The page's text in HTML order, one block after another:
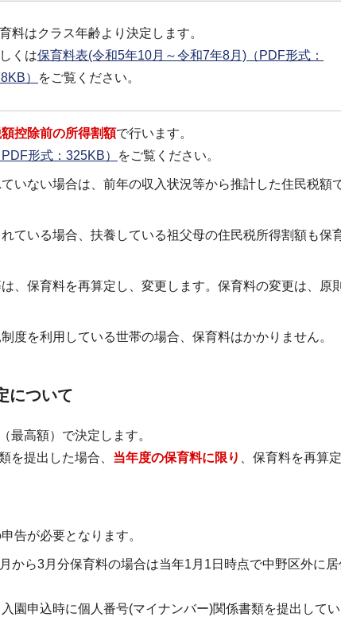
料はクラス年齢より決定します。
くは保育料表(令和5年10月～令和7年8月)（PDF形式：
）
をご覧ください。
控除前の所得割額で行います。
形式：325KB） をご覧ください。
いない場合は、前年の収入状況等から推計した住民税額
ている場合、扶養している祖父母の住民税所得割額も保
、保育料を再算定し、変更します。保育料の変更は、原
度を利用している世帯の場合、保育料はかかりません。
について
最高額）で決定します。
を提出した場合、 当年度の保育料に限り
、保育料を再算
告が必要となります。
ら3月分保育料の場合は当年1月1日時点で中野区外に居
園申込時に個人番号(マイナンバー)関係書類を提出して